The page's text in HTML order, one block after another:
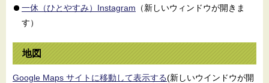
一休（ひとやすみ）Instagram （新しいウィンドウが開きま
す）
地図
Google Maps サイトに移動して表示する(新しいウインドウが開